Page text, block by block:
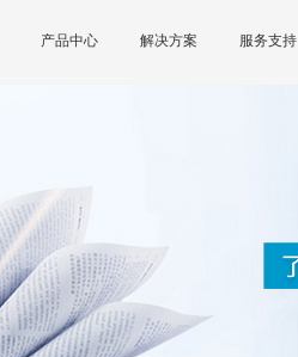
产品中心 解决方案 服务支持